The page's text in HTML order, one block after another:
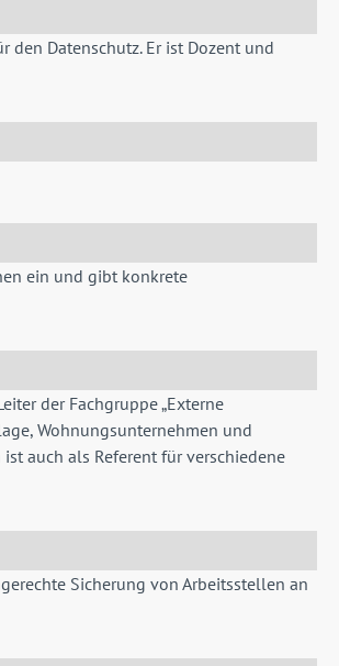
den Datenschutz. Er ist Dozent und
ein und gibt konkrete
der Fachgruppe „Externe
Wohnungsunternehmen und
auch als Referent für verschiedene
Sicherung von Arbeitsstellen an